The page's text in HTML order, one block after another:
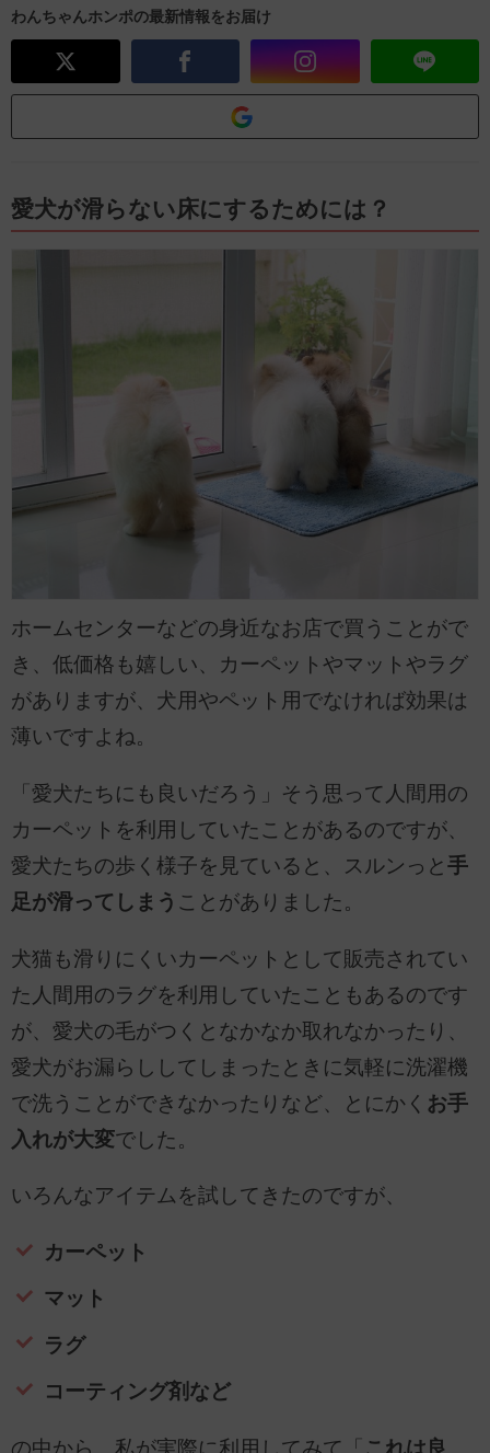
わんちゃんホンポの最新情報をお届け
愛犬が滑らない床にするためには？
ホームセンターなどの身近なお店で買うことがで
き、低価格も嬉しい、カーペットやマットやラグ
がありますが、犬用やペット用でなければ効果は
薄いですよね。
「愛犬たちにも良いだろう」そう思って人間用の
カーペットを利用していたことがあるのですが、
愛犬たちの歩く様子を見ていると、スルンっと手
足が滑ってしまう ことがありました。
犬猫も滑りにくいカーペットとして販売されてい
た人間用のラグを利用していたこともあるのです
が、愛犬の毛がつくとなかなか取れなかったり、
愛犬がお漏らししてしまったときに気軽に洗濯機
で洗うことができなかったりなど、とにかく お手
入れが大変でした。
いろんなアイテムを試してきたのですが、
カーペット
マット
ラグ
コーティング剤など
の中から、私が実際に利用してみて「 これは良